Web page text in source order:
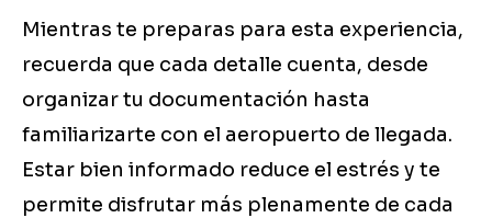
Mientras te preparas para esta experiencia,
recuerda que cada detalle cuenta, desde
organizar tu documentación hasta
familiarizarte con el aeropuerto de llegada.
Estar bien informado reduce el estrés y te
permite disfrutar más plenamente de cada